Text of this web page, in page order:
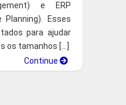
e ERP
Planning). Esses
para ajudar
os tamanhos […]
Continue